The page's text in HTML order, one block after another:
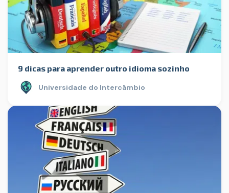
9 dicas para aprender outro idioma sozinho
Universidade do Intercâmbio